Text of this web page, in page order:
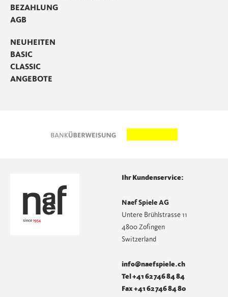
BEZAHLUNG
AGB
NEUHEITEN
BASIC
CLASSIC
ANGEBOTE
Ihr Kundenservice:
Naef Spiele AG
Untere Brühlstrasse 11
4800 Zofingen
Switzerland
info@naefspiele.ch
Tel +41 62 746 84 84
Fax +41 62 746 84 80